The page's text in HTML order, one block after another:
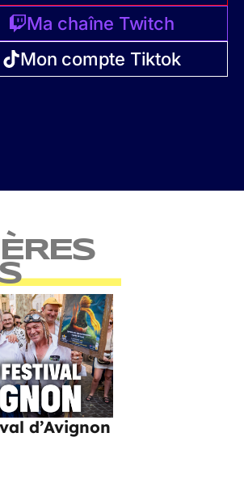
Ma chaîne Twitch
Mon compte Tiktok
d’Avignon